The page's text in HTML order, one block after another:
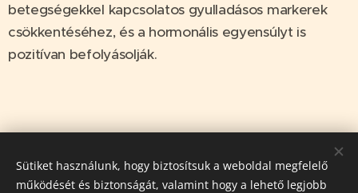
betegségekkel kapcsolatos gyulladásos markerek
csökkentéséhez, és a hormonális egyensúlyt is
pozitívan befolyásolják.
béke...mindig is mámorító jelentésekkel ruházták fel a
bódító illatú hársfát. Kiváló flavonoidforrás, a benne
Sütiket használunk, hogy biztosítsuk a weboldal megfelelő
működését és biztonságát, valamint hogy a lehető legjobb